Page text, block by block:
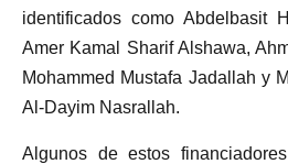
identificados como Abdelbasit
Amer Kamal Sharif Alshawa,
Mohammed Mustafa Jadallah y
Al-Dayim Nasrallah.
Algunos de estos